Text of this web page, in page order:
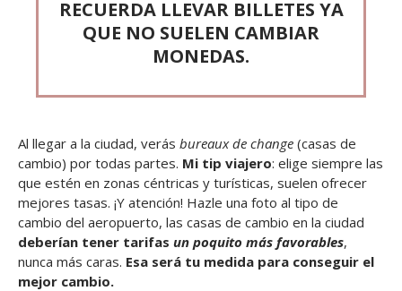
RECUERDA LLEVAR BILLETES YA
QUE NO SUELEN CAMBIAR
MONEDAS.
Al llegar a la ciudad, verás bureaux de change (casas de
cambio) por todas partes. Mi tip viajero: elige siempre las
que estén en zonas céntricas y turísticas, suelen ofrecer
mejores tasas. ¡Y atención! Hazle una foto al tipo de
cambio del aeropuerto, las casas de cambio en la ciudad
deberían tener tarifas un poquito más favorables,
nunca más caras. Esa será tu medida para conseguir el
mejor cambio.